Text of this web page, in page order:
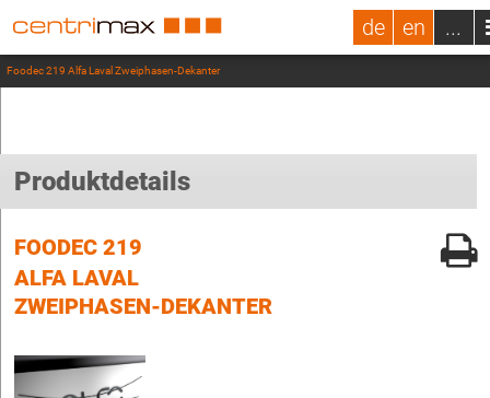
de en ...
Foodec 219 Alfa Laval Zweiphasen-Dekanter
Produktdetails
FOODEC 219
ALFA LAVAL
ZWEIPHASEN-DEKANTER